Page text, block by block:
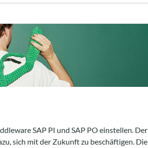
SAP PI und SAP PO einstellen. Der
sich mit der Zukunft zu beschäftigen. Die